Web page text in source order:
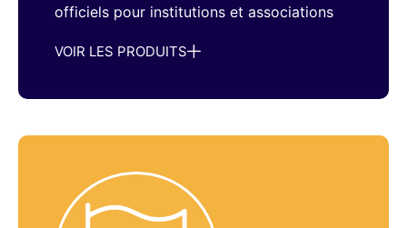
officiels pour institutions et associations
VOIR LES PRODUITS